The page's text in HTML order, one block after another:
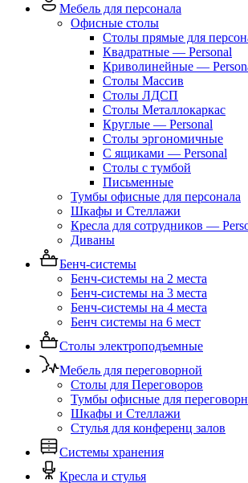
Мебель для персонала
Офисные столы
Столы прямые для
Квадратные — Personal
Криволинейные —
Столы Массив
Столы ЛДСП
Столы Металлокаркас
Круглые — Personal
Столы эргономичные
С ящиками — Personal
Столы с тумбой
Письменные
Тумбы офисные для персонала
Шкафы и Стеллажи
Кресла для сотрудников —
Диваны
Бенч-системы
Бенч-системы на 2 места
Бенч-системы на 3 места
Бенч-системы на 4 места
Бенч системы на 6 мест
Столы электроподъемные
Мебель для переговорной
Столы для Переговоров
Тумбы офисные для
Шкафы и Стеллажи
Стулья для конференц залов
Системы хранения
Кресла и стулья